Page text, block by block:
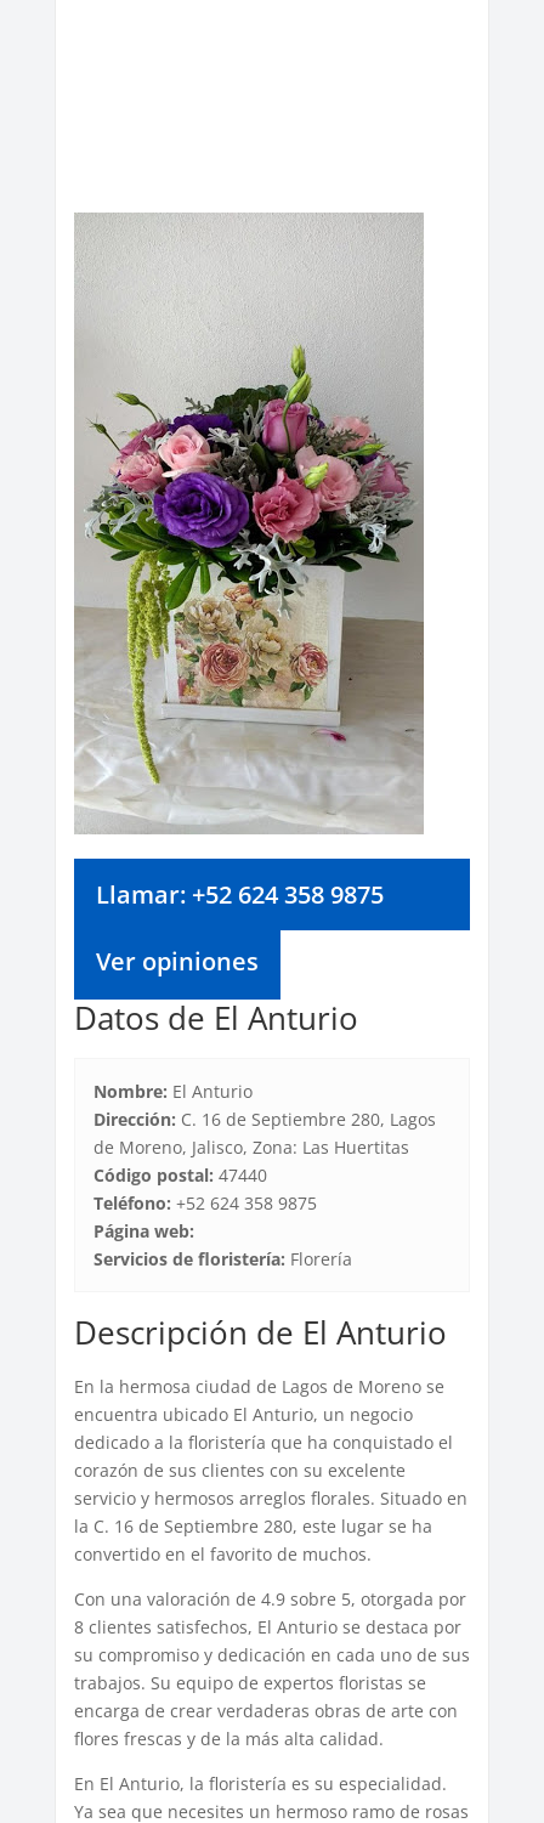
Llamar: +52 624 358 9875
Ver opiniones
Datos de El Anturio
Nombre: El Anturio
Dirección: C. 16 de Septiembre 280, Lagos
de Moreno, Jalisco, Zona: Las Huertitas
Código postal: 47440
Teléfono: +52 624 358 9875
Página web:
Servicios de floristería: Florería
Descripción de El Anturio
En la hermosa ciudad de Lagos de Moreno se
encuentra ubicado El Anturio, un negocio
dedicado a la floristería que ha conquistado el
corazón de sus clientes con su excelente
servicio y hermosos arreglos florales. Situado en
la C. 16 de Septiembre 280, este lugar se ha
convertido en el favorito de muchos.
Con una valoración de 4.9 sobre 5, otorgada por
8 clientes satisfechos, El Anturio se destaca por
su compromiso y dedicación en cada uno de sus
trabajos. Su equipo de expertos floristas se
encarga de crear verdaderas obras de arte con
flores frescas y de la más alta calidad.
En El Anturio, la floristería es su especialidad.
Ya sea que necesites un hermoso ramo de rosas